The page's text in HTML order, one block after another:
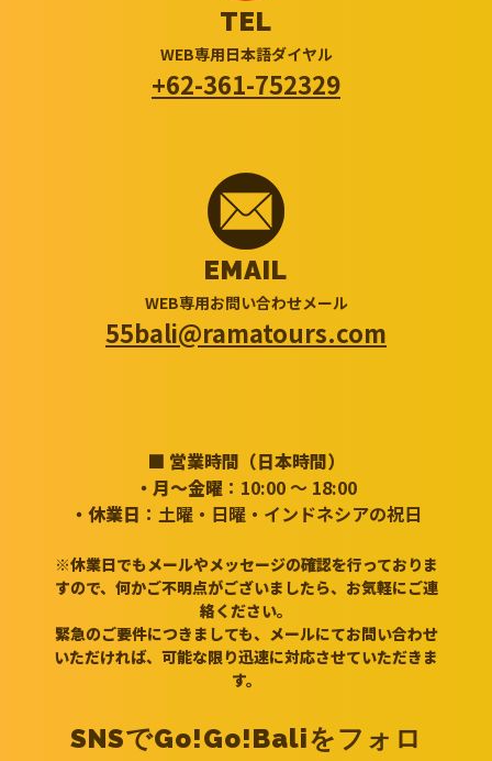
TEL
WEB専用日本語ダイヤル
+62-361-752329
EMAIL
WEB専用お問い合わせメール
55bali@ramatours.com
■ 営業時間（日本時間）
・月～金曜 ：10:00 ～ 18:00
・休業日 ：土曜・日曜・インドネシアの祝日
※休業日でもメールやメッセージの確認を行っておりま
すので、何かご不明点がございましたら、お気軽にご連
絡ください。
緊急のご要件につきましても、メールにてお問い合わせ
いただければ、可能な限り迅速に対応させていただきま
す。
SNSでGo!Go!Baliをフォロ